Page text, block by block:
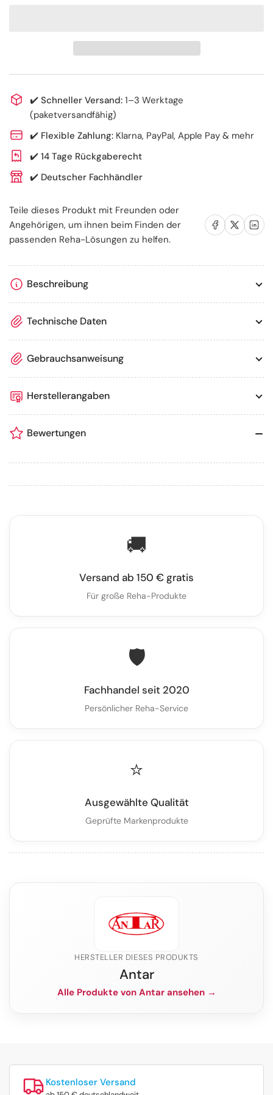
von
Schulter
und
Arm
von
Schulter
und
Arm
✔️ Schneller Versand: 1–3 Werktage
(paketversandfähig)
✔️ Flexible Zahlung: Klarna, PayPal, Apple Pay & mehr
✔️ 14 Tage Rückgaberecht
✔️ Deutscher Fachhändler
Teile dieses Produkt mit Freunden oder
Angehörigen, um ihnen beim Finden der
passenden Reha-Lösungen zu helfen.
Auf Facebook teilenAuf X teilenAuf LinkedIn
Beschreibung
Technische Daten
Gebrauchsanweisung
Herstellerangaben
Bewertungen
🚚
Versand ab 150 € gratis
Für große Reha-Produkte
🛡️
Fachhandel seit 2020
Persönlicher Reha-Service
⭐
Ausgewählte Qualität
Geprüfte Markenprodukte
HERSTELLER DIESES PRODUKTS
Antar
Alle Produkte von Antar ansehen →
Kostenloser Versand